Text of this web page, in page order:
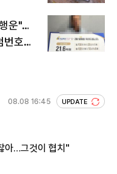
운"…
호조
08.08 16:45 UPDATE
아…그것이 협치"